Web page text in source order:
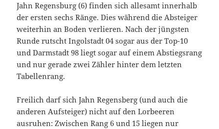
Jahn Regensburg (6) finden sich allesamt innerhalb
der ersten sechs Ränge. Dies während die Absteiger
weiterhin an Boden verlieren. Nach der jüngsten
Runde rutscht Ingolstadt 04 sogar aus der Top-10
und Darmstadt 98 liegt sogar auf einem Abstiegsrang
und nur gerade zwei Zähler hinter dem letzten
Tabellenrang.
Freilich darf sich Jahn Regensberg (und auch die
anderen Aufsteiger) nicht auf den Lorbeeren
ausruhen: Zwischen Rang 6 und 15 liegen nur